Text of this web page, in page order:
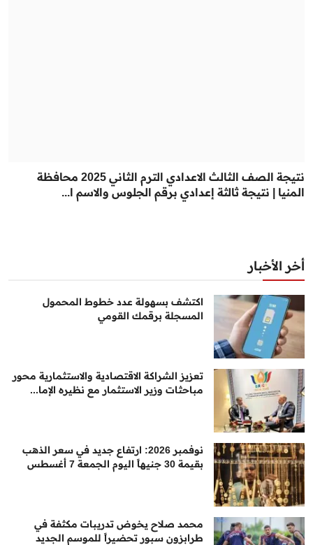
نتيجة الصف الثالث الاعدادي الترم الثاني 2025 محافظة
المنيا | نتيجة ثالثة إعدادي برقم الجلوس والاسم ا...
أخر الأخبار
اكتشف بسهولة عدد خطوط المحمول
المسجلة برقمك القومي
تعزيز الشراكة الاقتصادية والاستثمارية محور
مباحثات وزير الاستثمار مع نظيره الإما...
نوفمبر 2026: ارتفاع جديد في سعر الذهب
بقيمة 30 جنيهاً اليوم الجمعة 7 أغسطس
محمد صلاح يخوض تدريبات مكثفة في
طرابزون سبور تحضيراً للموسم الجديد